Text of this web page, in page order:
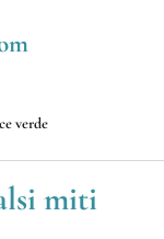
verde
miti